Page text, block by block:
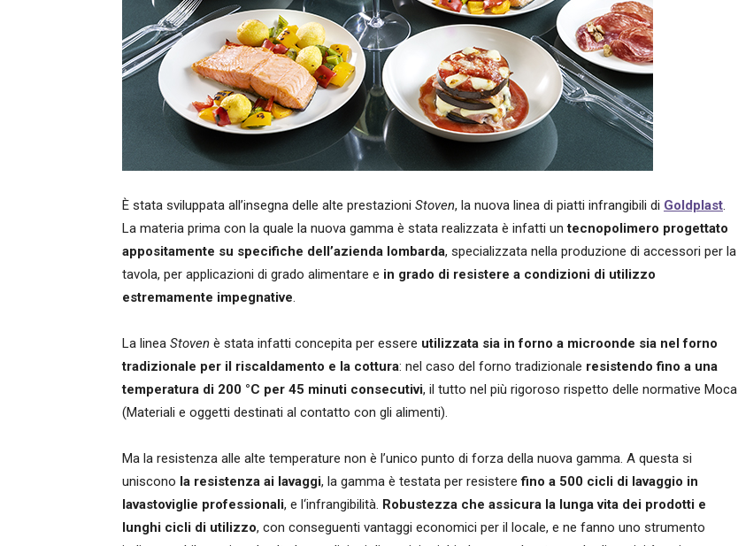
È stata sviluppata all’insegna delle alte prestazioni Stoven, la nuova linea di piatti infrangibili di Goldplast.
La materia prima con la quale la nuova gamma è stata realizzata è infatti untecnopolimero progettato
appositamente su specifiche dell’azienda lombarda, specializzata nella produzione di accessori per la
tavola, per applicazioni di grado alimentare e in grado di resistere a condizioni di utilizzo
estremamente impegnative.
La linea Stoven è stata infatti concepita per essere utilizzata sia in forno a microonde sia nel forno
tradizionale per il riscaldamento e la cottura: nel caso del forno tradizionale resistendo fino a una
temperatura di 200 °C per 45 minuti consecutivi, il tutto nel più rigoroso rispetto delle normative Moca
(Materiali e oggetti destinati al contatto con gli alimenti).
Ma la resistenza alle alte temperature non è l’unico punto di forza della nuova gamma. A questa si
uniscono la resistenza ai lavaggi, la gamma è testata per resisterefino a 500 cicli di lavaggio in
lavastoviglie professionali, e l‘infrangibilità. Robustezza che assicura la lunga vita dei prodotti e
lunghi cicli di utilizzo, con conseguenti vantaggi economici per il locale, e ne fanno uno strumento